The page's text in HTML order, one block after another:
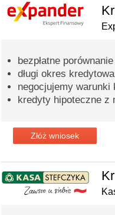
bezpłatne
długi okres
negocjujemy warunki
kredyty hipoteczne z
Złóż wniosek